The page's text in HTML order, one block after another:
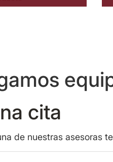
cita
de nuestras asesoras